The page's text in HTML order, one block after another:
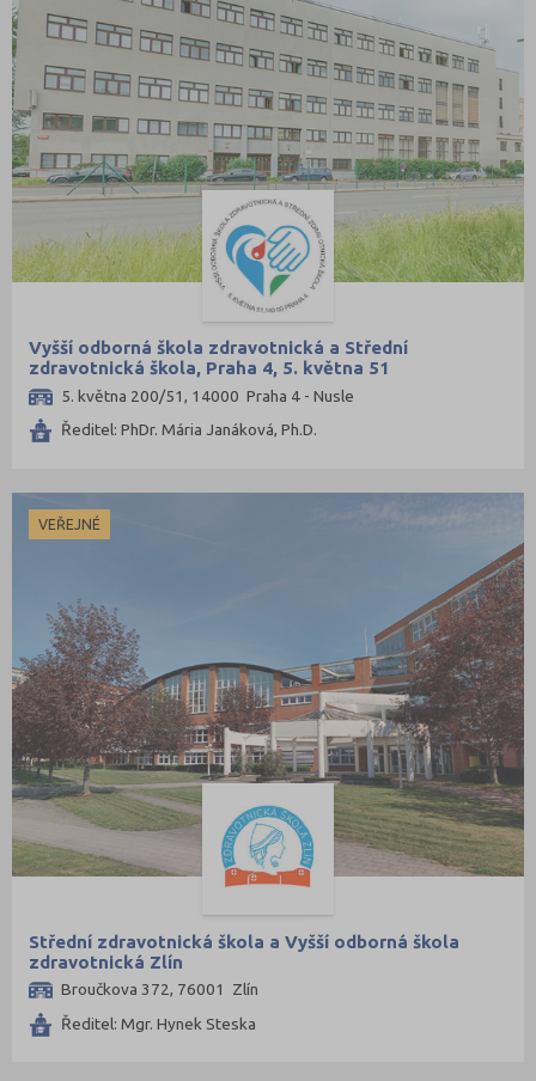
Vyšší odborná škola zdravotnická a Střední
zdravotnická škola, Praha 4, 5. května 51
5. května 200/51, 14000 Praha 4 - Nusle
Ředitel: PhDr. Mária Janáková, Ph.D.
VEŘEJNÉ
Střední zdravotnická škola a Vyšší odborná škola
zdravotnická Zlín
Broučkova 372, 76001 Zlín
Ředitel: Mgr. Hynek Steska